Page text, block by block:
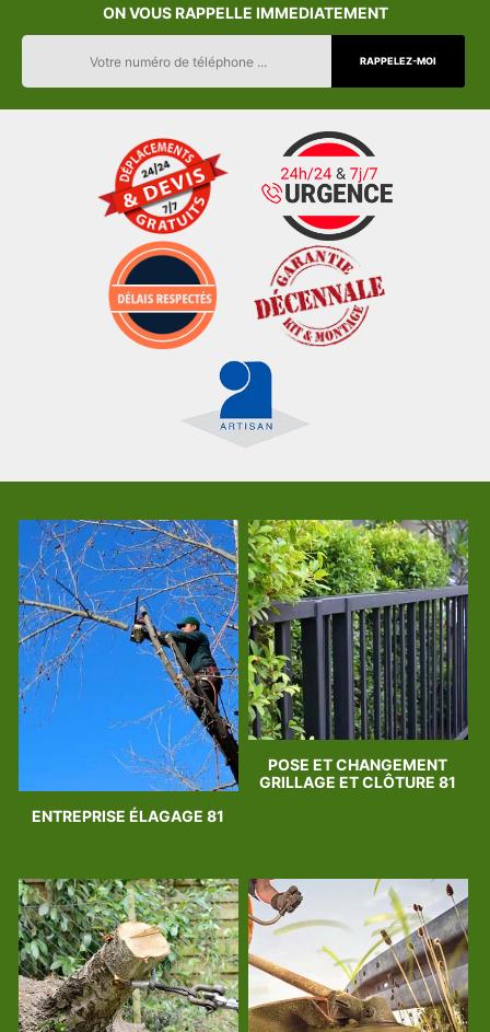
ON VOUS RAPPELLE IMMEDIATEMENT
ENTREPRISE ÉLAGAGE 81
POSE ET CHANGEMENT
GRILLAGE ET CLÔTURE 81